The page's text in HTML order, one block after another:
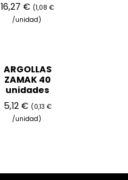
16,27 € (1,08 €
/unidad)
ARGOLLAS
ZAMAK 40
unidades
5,12 € (0,13 €
/unidad)